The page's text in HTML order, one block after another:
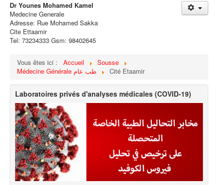
Dr Younes Mohamed Kamel
Medecine Generale
Adresse: Rue Mohamed Sakka
Cite Ettaamir
Tel: 73234333 Gsm: 98402645
Vous êtes ici : Accueil
Sousse
Médecine Générale طب عام
Cité Etaamir
Laboratoires privés d'analyses médicales (COVID-19)